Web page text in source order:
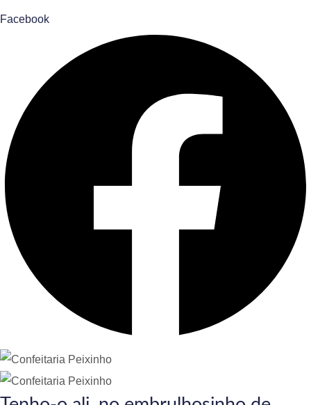
Facebook